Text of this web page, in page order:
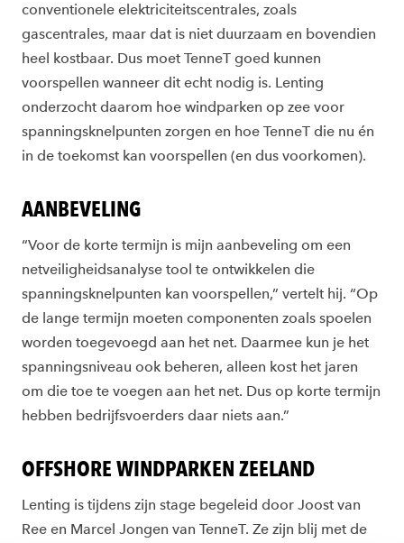
conventionele elektriciteitscentrales, zoals
gascentrales, maar dat is niet duurzaam en bovendien
heel kostbaar. Dus moet TenneT goed kunnen
voorspellen wanneer dit echt nodig is. Lenting
onderzocht daarom hoe windparken op zee voor
spanningsknelpunten zorgen en hoe TenneT die nu én
in de toekomst kan voorspellen (en dus voorkomen).
AANBEVELING
“Voor de korte termijn is mijn aanbeveling om een
netveiligheidsanalyse tool te ontwikkelen die
spanningsknelpunten kan voorspellen,” vertelt hij. “Op
de lange termijn moeten componenten zoals spoelen
worden toegevoegd aan het net. Daarmee kun je het
spanningsniveau ook beheren, alleen kost het jaren
om die toe te voegen aan het net. Dus op korte termijn
hebben bedrijfsvoerders daar niets aan.”
OFFSHORE WINDPARKEN ZEELAND
Lenting is tijdens zijn stage begeleid door Joost van
Ree en Marcel Jongen van TenneT. Ze zijn blij met de